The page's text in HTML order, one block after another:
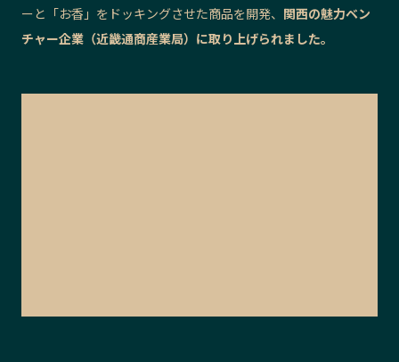
ーと「お香」をドッキングさせた商品を開発、 関西の魅力ベン
チャー企業（近畿通商産業局）に取り上げられました。